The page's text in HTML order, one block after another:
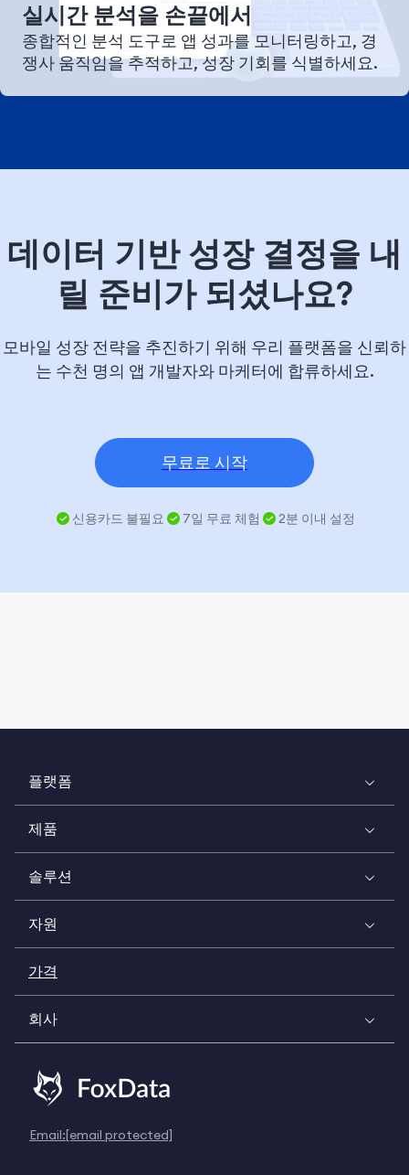
실시간 분석을 손끝에서
종합적인 분석 도구로 앱 성과를 모니터링하고, 경
쟁사 움직임을 추적하고, 성장 기회를 식별하세요.
데이터 기반 성장 결정을 내
릴 준비가 되셨나요?
모바일 성장 전략을 추진하기 위해 우리 플랫폼을 신뢰하
는 수천 명의 앱 개발자와 마케터에 합류하세요.
무료로 시작
신용카드 불필요 7일 무료 체험 2분 이내 설정
플랫폼
제품
솔루션
자원
가격
회사
Email:[email protected]